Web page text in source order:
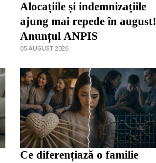
Alocațiile și indemnizațiile
ajung mai repede în august!
Anunțul ANPIS
05 AUGUST 2026
Ce diferențiază o familie